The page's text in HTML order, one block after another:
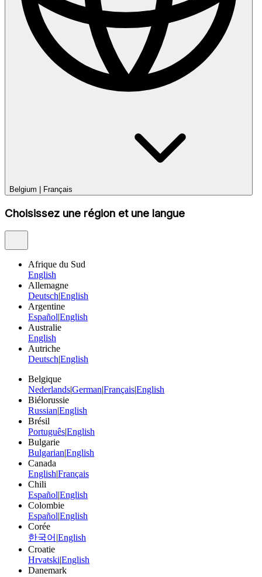
Belgium Français
Choisissez une région et une langue
Afrique du Sud
English
Allemagne
DeutschEnglish
Argentine
EspañolEnglish
Australie
English
Autriche
DeutschEnglish
Belgique
NederlandsGermanFrançaisEnglish
Biélorussie
RussianEnglish
Brésil
PortuguêsEnglish
Bulgarie
BulgarianEnglish
Canada
EnglishFrançais
Chili
EspañolEnglish
Colombie
EspañolEnglish
Corée
한국어 English
Croatie
HrvatskiEnglish
Danemark